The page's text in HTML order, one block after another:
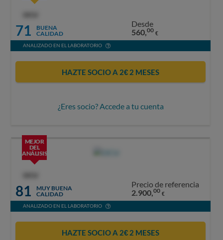
71
BUENA
CALIDAD
Desde
560,00 €
ANALIZADO EN EL LABORATORIO
HAZTE SOCIO A 2€ 2 MESES
¿Eres socio? Accede a tu cuenta
MEJOR
DEL
ANÁLISIS
81
MUY BUENA
CALIDAD
Precio de referencia
2.900,00 €
ANALIZADO EN EL LABORATORIO
HAZTE SOCIO A 2€ 2 MESES